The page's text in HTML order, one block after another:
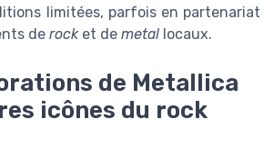
limitées, parfois en partenariat
de rocket de metal locaux.
de Metallica
icônes du rock